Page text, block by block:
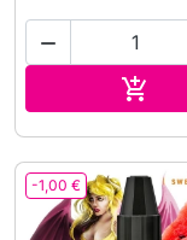


-1,00 €